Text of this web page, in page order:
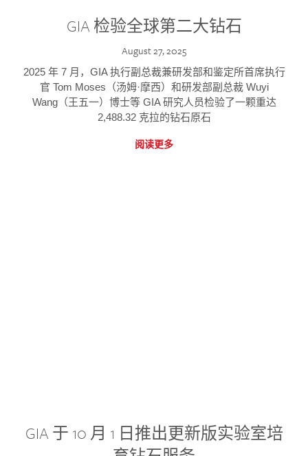
GIA 检验全球第二大钻石
August 27, 2025
2025 年 7 月，GIA 执行副总裁兼研发部和鉴定所首席执行
官 Tom Moses（汤姆·摩西）和研发部副总裁 Wuyi
Wang（王五一）博士等 GIA 研究人员检验了一颗重达
2,488.32 克拉的钻石原石
阅读更多
GIA 于 10 月 1 日推出更新版实验室培